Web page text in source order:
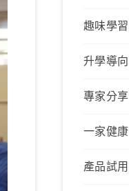
趣味學習
升學導向
專家分享
一家健康
產品試用